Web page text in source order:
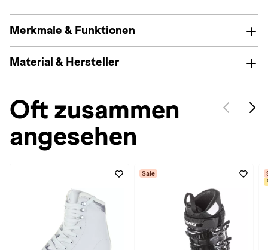
Merkmale & Funktionen
Material & Hersteller
Oft zusammen
angesehen
Sale